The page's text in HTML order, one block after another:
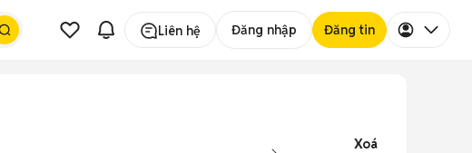
Liên hệ Đăng nhập Đăng tin
Xoá